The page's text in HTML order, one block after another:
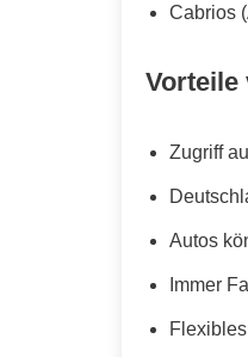
Cabrios
Vorteile
Zugriff
Autos
Immer